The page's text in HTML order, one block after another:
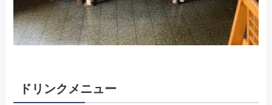
ドリンクメニュー